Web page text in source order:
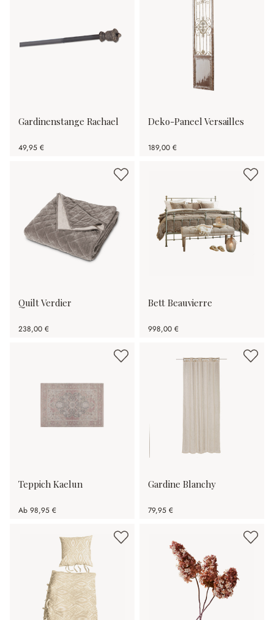
Gardinenstange Rachael
49,95 €
Deko-Paneel Versailles
189,00 €
Quilt Verdier
238,00 €
Bett Beauvierre
998,00 €
Teppich Kaelun
Ab 98,95 €
Gardine Blanchy
79,95 €